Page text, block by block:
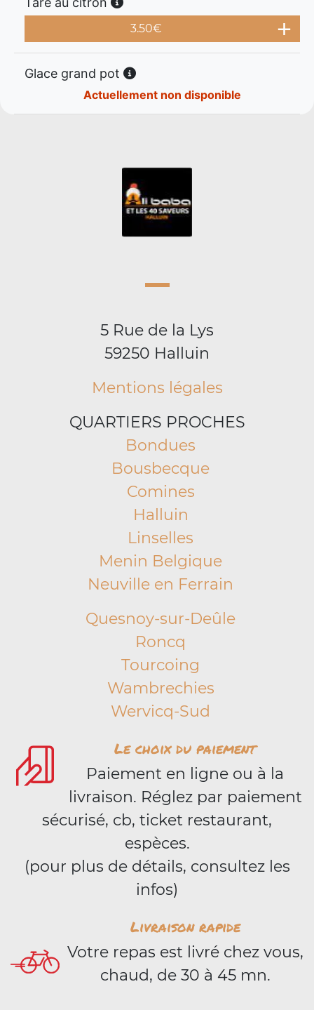
3.50€
Glace grand pot
Actuellement non disponible
5 Rue de la Lys
59250 Halluin
Mentions légales
QUARTIERS PROCHES
Bondues
Bousbecque
Comines
Halluin
Linselles
Menin Belgique
Neuville en Ferrain
Quesnoy-sur-Deûle
Roncq
Tourcoing
Wambrechies
Wervicq-Sud
Le choix du paiement
Paiement en ligne ou à la
livraison. Réglez par paiement
sécurisé, cb, ticket restaurant,
espèces.
(pour plus de détails, consultez les
infos)
Livraison rapide
Votre repas est livré chez vous,
chaud, de 30 à 45 mn.